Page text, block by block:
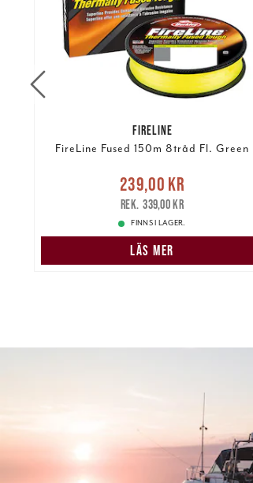
FIRELINE
FireLine Fused 150m 8tråd Fl. Green
Nuvarande pris
Tidigare pris
239,00 kr
339,00 kr
FINNS I LAGER.
LÄS MER